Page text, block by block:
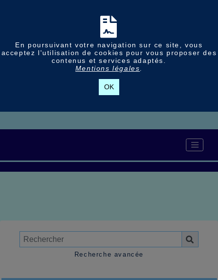
En poursuivant votre navigation sur ce site, vous
acceptez l'utilisation de cookies pour vous proposer des
contenus et services adaptés.
Mentions légales
OK
Recherche avancée